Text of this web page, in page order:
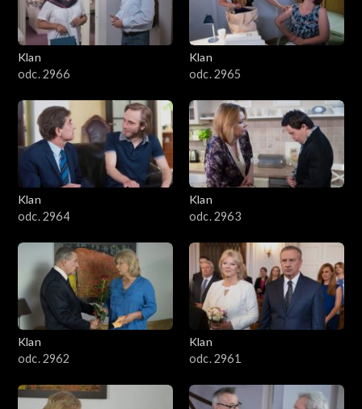
Klan
odc. 2966
Klan
odc. 2965
Klan
odc. 2964
Klan
odc. 2963
Klan
odc. 2962
Klan
odc. 2961